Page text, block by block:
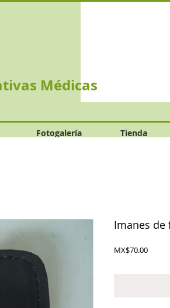
Médicas
Fotogalería Tienda
Imanes
MX$70.00Precio